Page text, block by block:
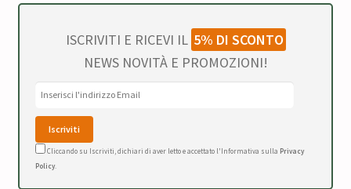
ISCRIVITI E RICEVI IL 5% DI SCONTO
NEWS NOVITÀ E PROMOZIONI!
Cliccando su Iscriviti, dichiari di aver letto e accettato l'Informativa sulla Privacy
Policy.